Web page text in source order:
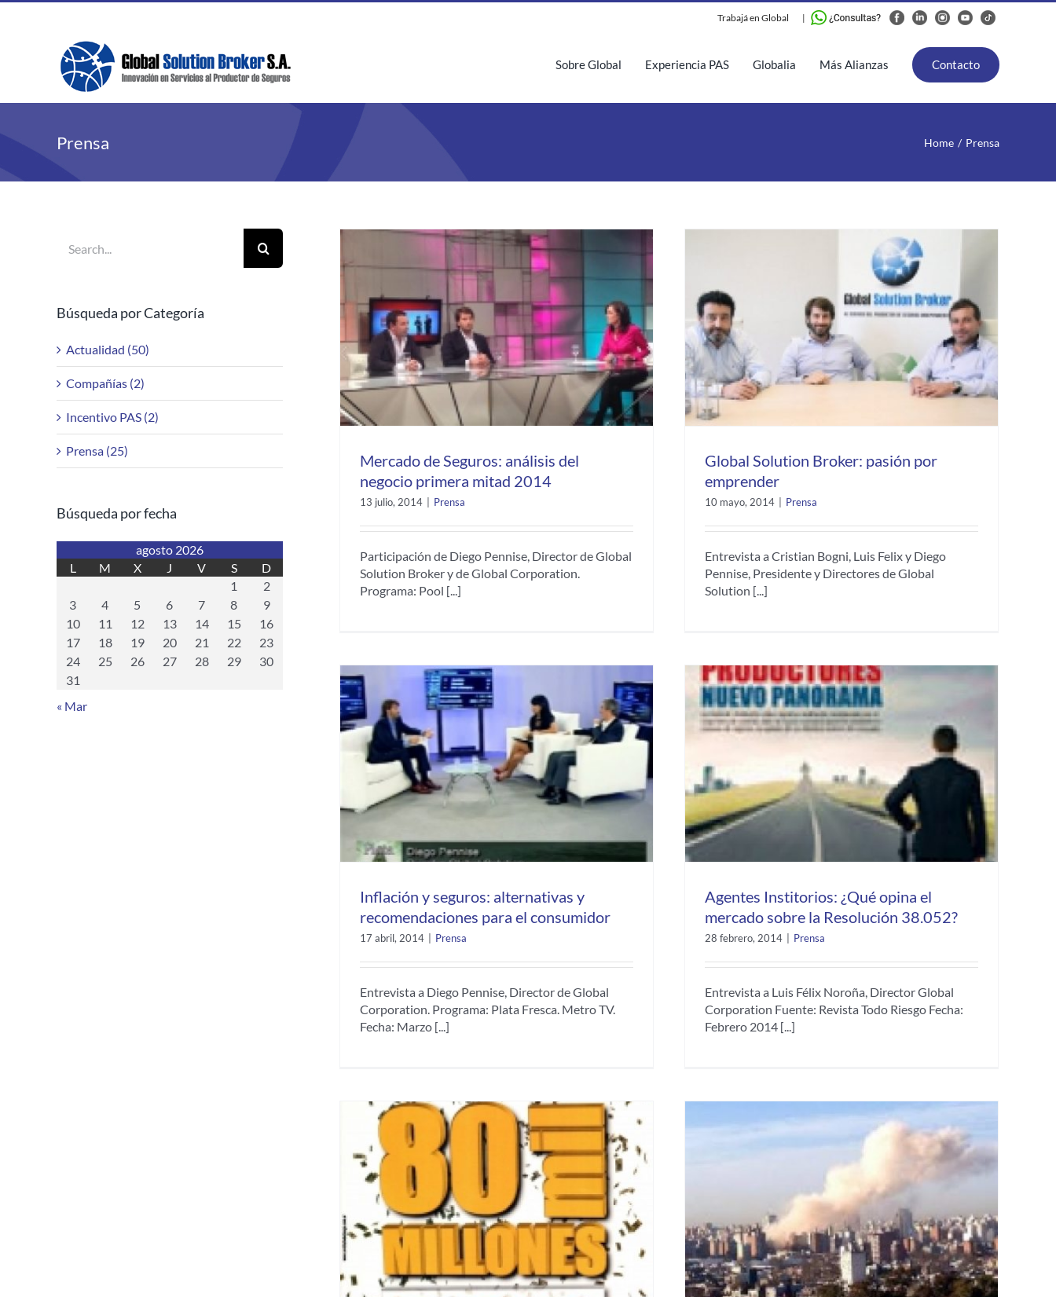
Skip
Trabajá en Global |
Sobre Global Experiencia PAS Globalia Más Alianzas Contacto
Prensa Home Prensa
Mercado de Seguros: análisis del
negocio primera mitad 2014
13 julio, 2014 Prensa
Participación de Diego Pennise, Director de Global
Solution Broker y de Global Corporation.
Programa: Pool [...]
Global Solution Broker: pasión por
emprender
10 mayo, 2014 Prensa
Entrevista a Cristian Bogni, Luis Felix y Diego
Pennise, Presidente y Directores de Global
Solution [...]
Inflación y seguros: alternativas y
recomendaciones para el consumidor
17 abril, 2014 Prensa
Entrevista a Diego Pennise, Director de Global
Corporation. Programa: Plata Fresca. Metro TV.
Fecha: Marzo [...]
Agentes Institorios: ¿Qué opina el
mercado sobre la Resolución 38.052?
28 febrero, 2014 Prensa
Entrevista a Luis Félix Noroña, Director Global
Corporation Fuente: Revista Todo Riesgo Fecha:
Febrero 2014 [...]
for:
Búsqueda por Categoría
Actualidad (50)
Compañías (2)
Incentivo PAS (2)
Prensa (25)
Búsqueda por fecha
agosto 2026
L
M X J V S
D
1
2
3
4 5 6 7 8
9
10
11 12 13 14 15
16
17
18 19 20 21 22
23
24
25 26 27 28 29
30
31
« Mar